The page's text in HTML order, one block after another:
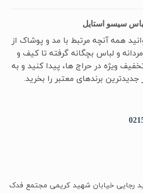
سیسو استایل
همه آنچه مرتبط با مد و پوشاک از
و لباس بچگانه گرفته تا کیف و
ویژه در حراج ها، پیدا کنید و به
برندهای معتبر را بخرید.
رجایی خیابان شهید کریمی مجتمع فدک